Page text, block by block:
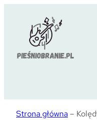
Strona główna –